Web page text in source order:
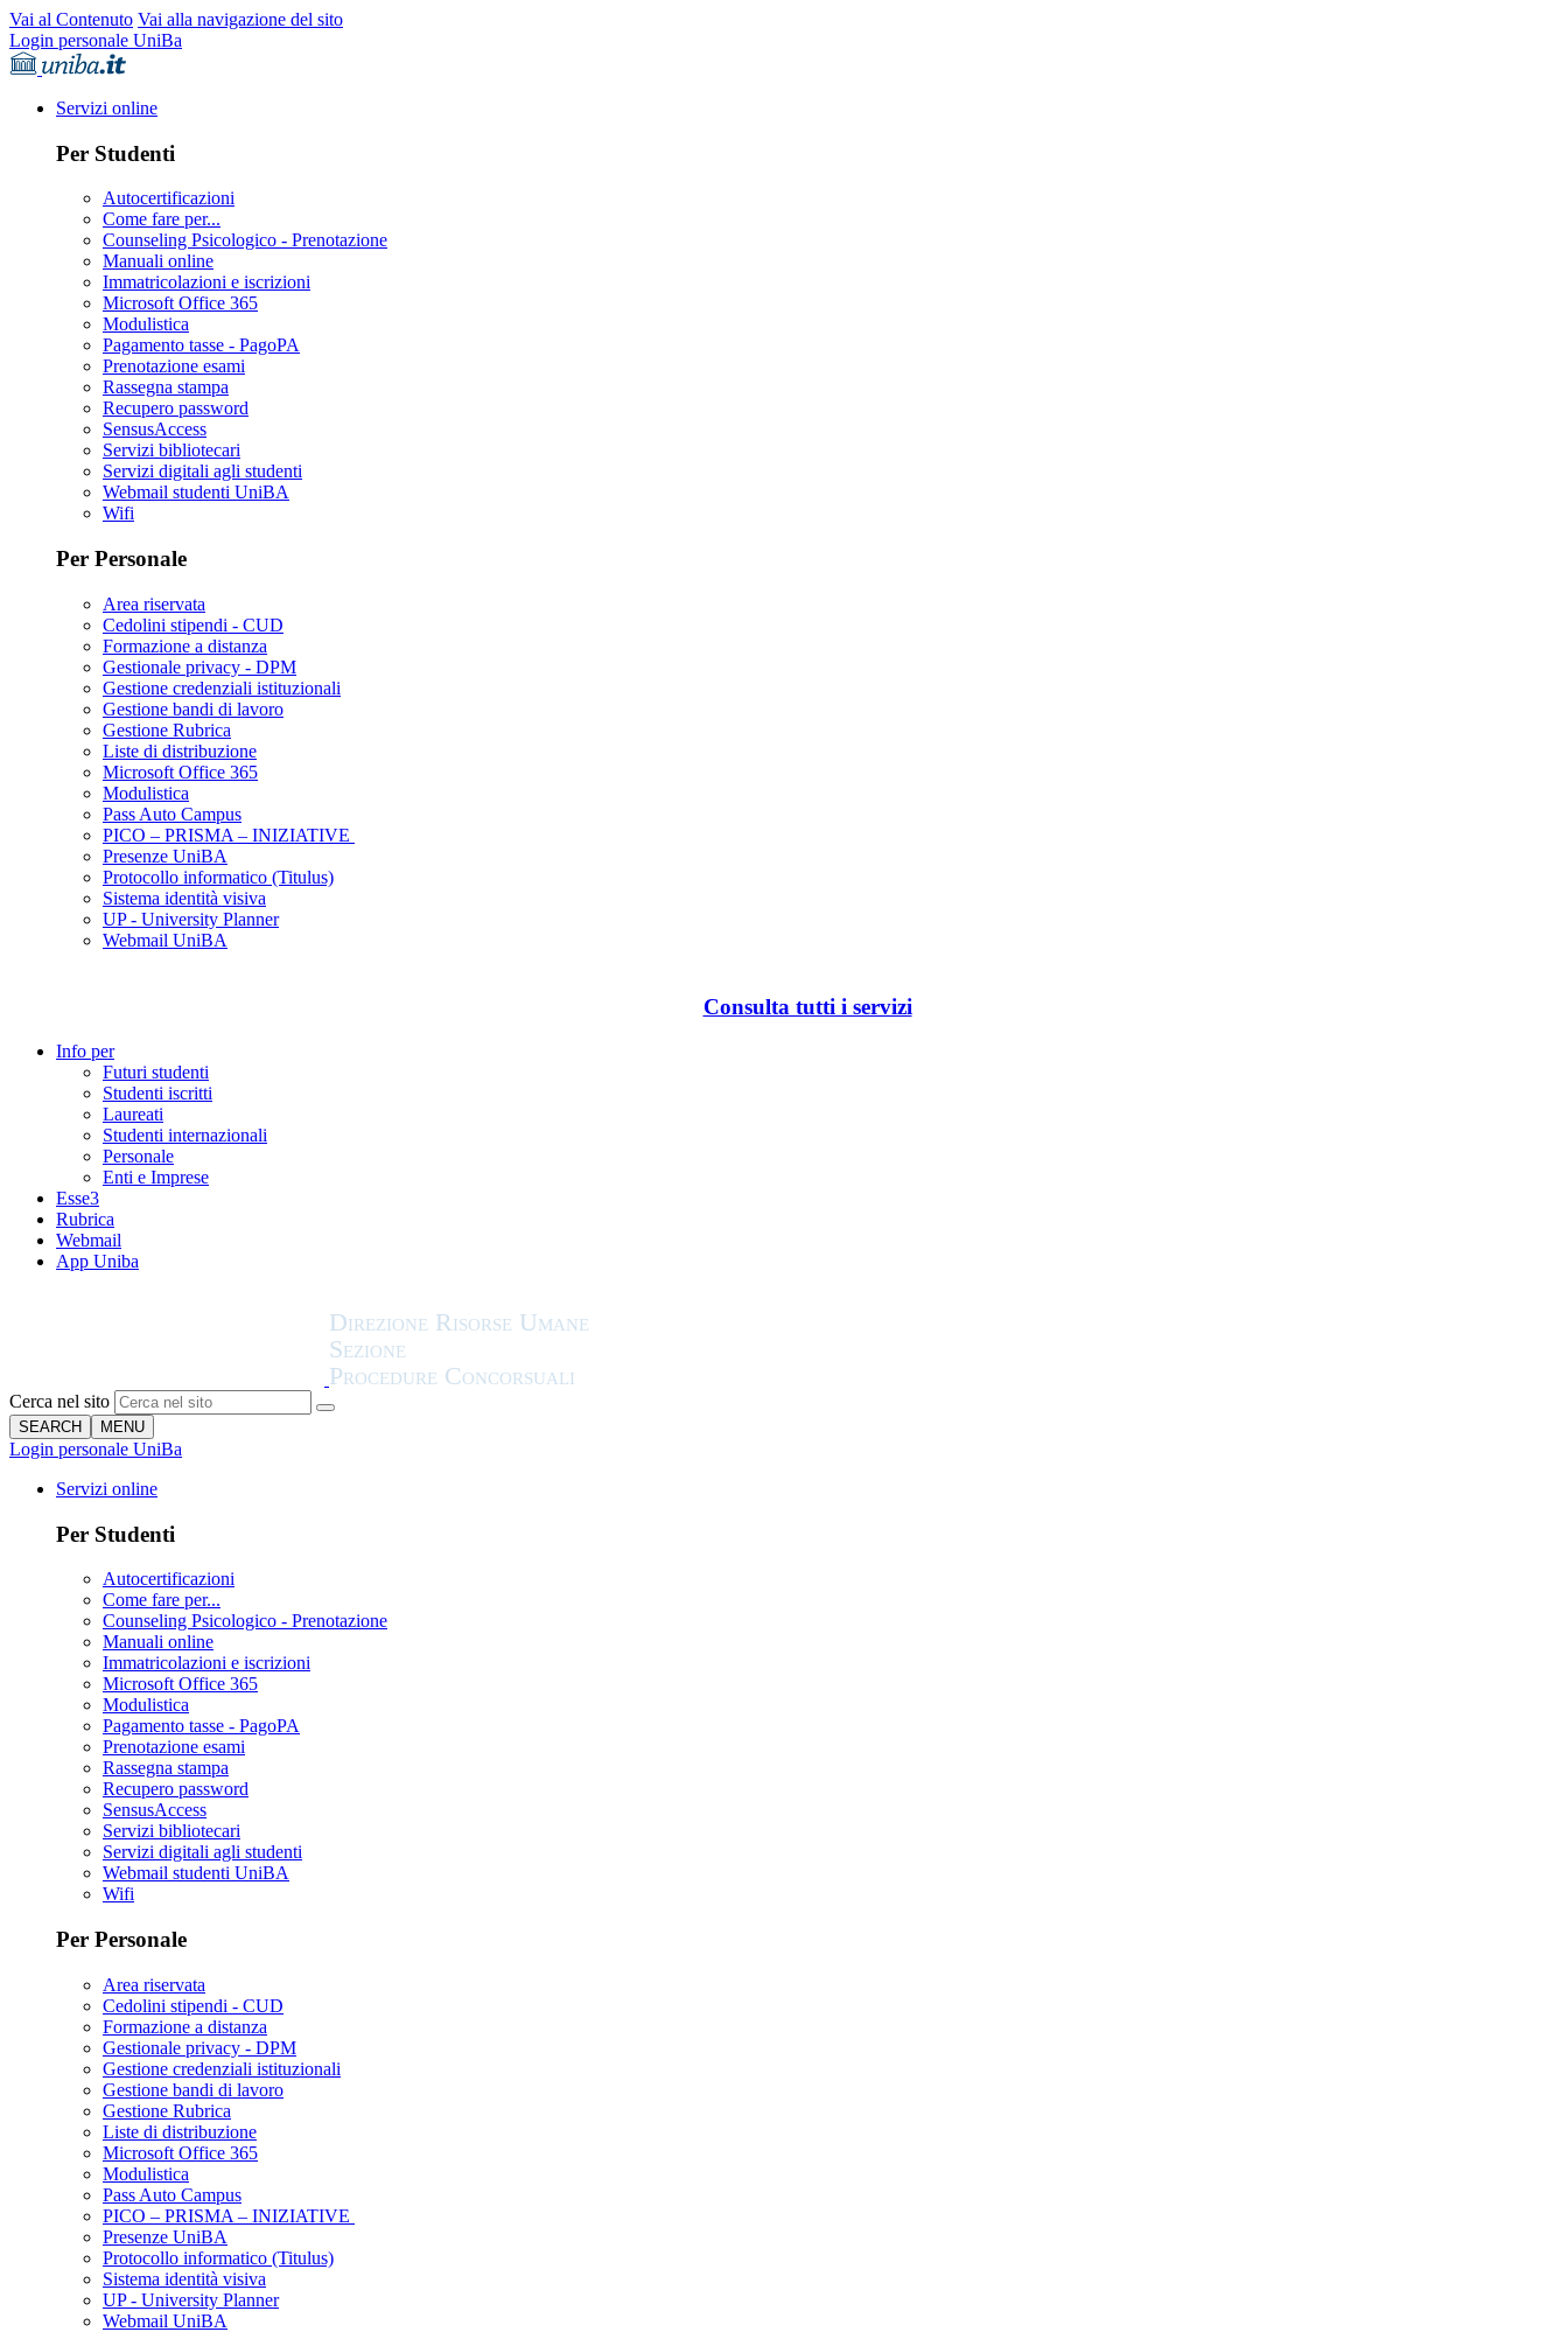
Vai al Contenuto Vai alla navigazione del sito
Login personale UniBa
Servizi online
Per Studenti
Autocertificazioni
Come fare per...
Counseling Psicologico - Prenotazione
Manuali online
Immatricolazioni e iscrizioni
Microsoft Office 365
Modulistica
Pagamento tasse - PagoPA
Prenotazione esami
Rassegna stampa
Recupero password
SensusAccess
Servizi bibliotecari
Servizi digitali agli studenti
Webmail studenti UniBA
Wifi
Per Personale
Area riservata
Cedolini stipendi - CUD
Formazione a distanza
Gestionale privacy - DPM
Gestione credenziali istituzionali
Gestione bandi di lavoro
Gestione Rubrica
Liste di distribuzione
Microsoft Office 365
Modulistica
Pass Auto Campus
PICO – PRISMA – INIZIATIVE
Presenze UniBA
Protocollo informatico (Titulus)
Sistema identità visiva
UP - University Planner
Webmail UniBA
Consulta tutti i servizi
Info per
Futuri studenti
Studenti iscritti
Laureati
Studenti internazionali
Personale
Enti e Imprese
Esse3
Rubrica
Webmail
App Uniba
Cerca nel sito
SEARCH MENU
Login personale UniBa
Servizi online
Per Studenti
Autocertificazioni
Come fare per...
Counseling Psicologico - Prenotazione
Manuali online
Immatricolazioni e iscrizioni
Microsoft Office 365
Modulistica
Pagamento tasse - PagoPA
Prenotazione esami
Rassegna stampa
Recupero password
SensusAccess
Servizi bibliotecari
Servizi digitali agli studenti
Webmail studenti UniBA
Wifi
Per Personale
Area riservata
Cedolini stipendi - CUD
Formazione a distanza
Gestionale privacy - DPM
Gestione credenziali istituzionali
Gestione bandi di lavoro
Gestione Rubrica
Liste di distribuzione
Microsoft Office 365
Modulistica
Pass Auto Campus
PICO – PRISMA – INIZIATIVE
Presenze UniBA
Protocollo informatico (Titulus)
Sistema identità visiva
UP - University Planner
Webmail UniBA